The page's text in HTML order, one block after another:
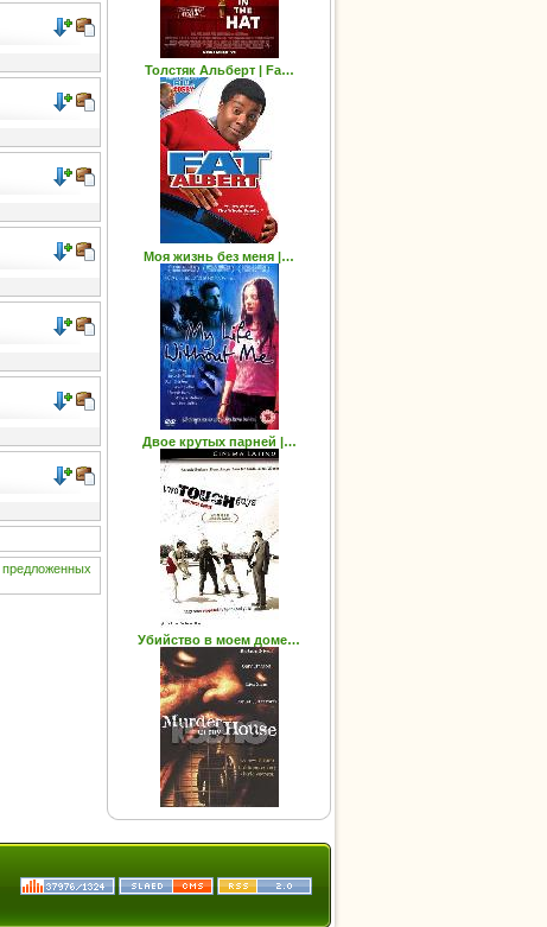
предложенных
Толстяк Альберт | Fa…
Моя жизнь без меня |…
Двое крутых парней |…
Убийство в моем доме…